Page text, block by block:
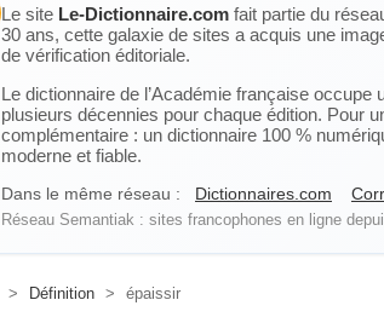
Le site Le-Dictionnaire.com fait partie du
30 ans, cette galaxie de sites a acquis une
de vérification éditoriale.
Le dictionnaire de l’Académie française
plusieurs décennies pour chaque édition. Pour
complémentaire : un dictionnaire 100 %
moderne et fiable.
Dans le même réseau : Dictionnaires.com
Réseau Semantiak : sites francophones en ligne
> Définition > épaissir